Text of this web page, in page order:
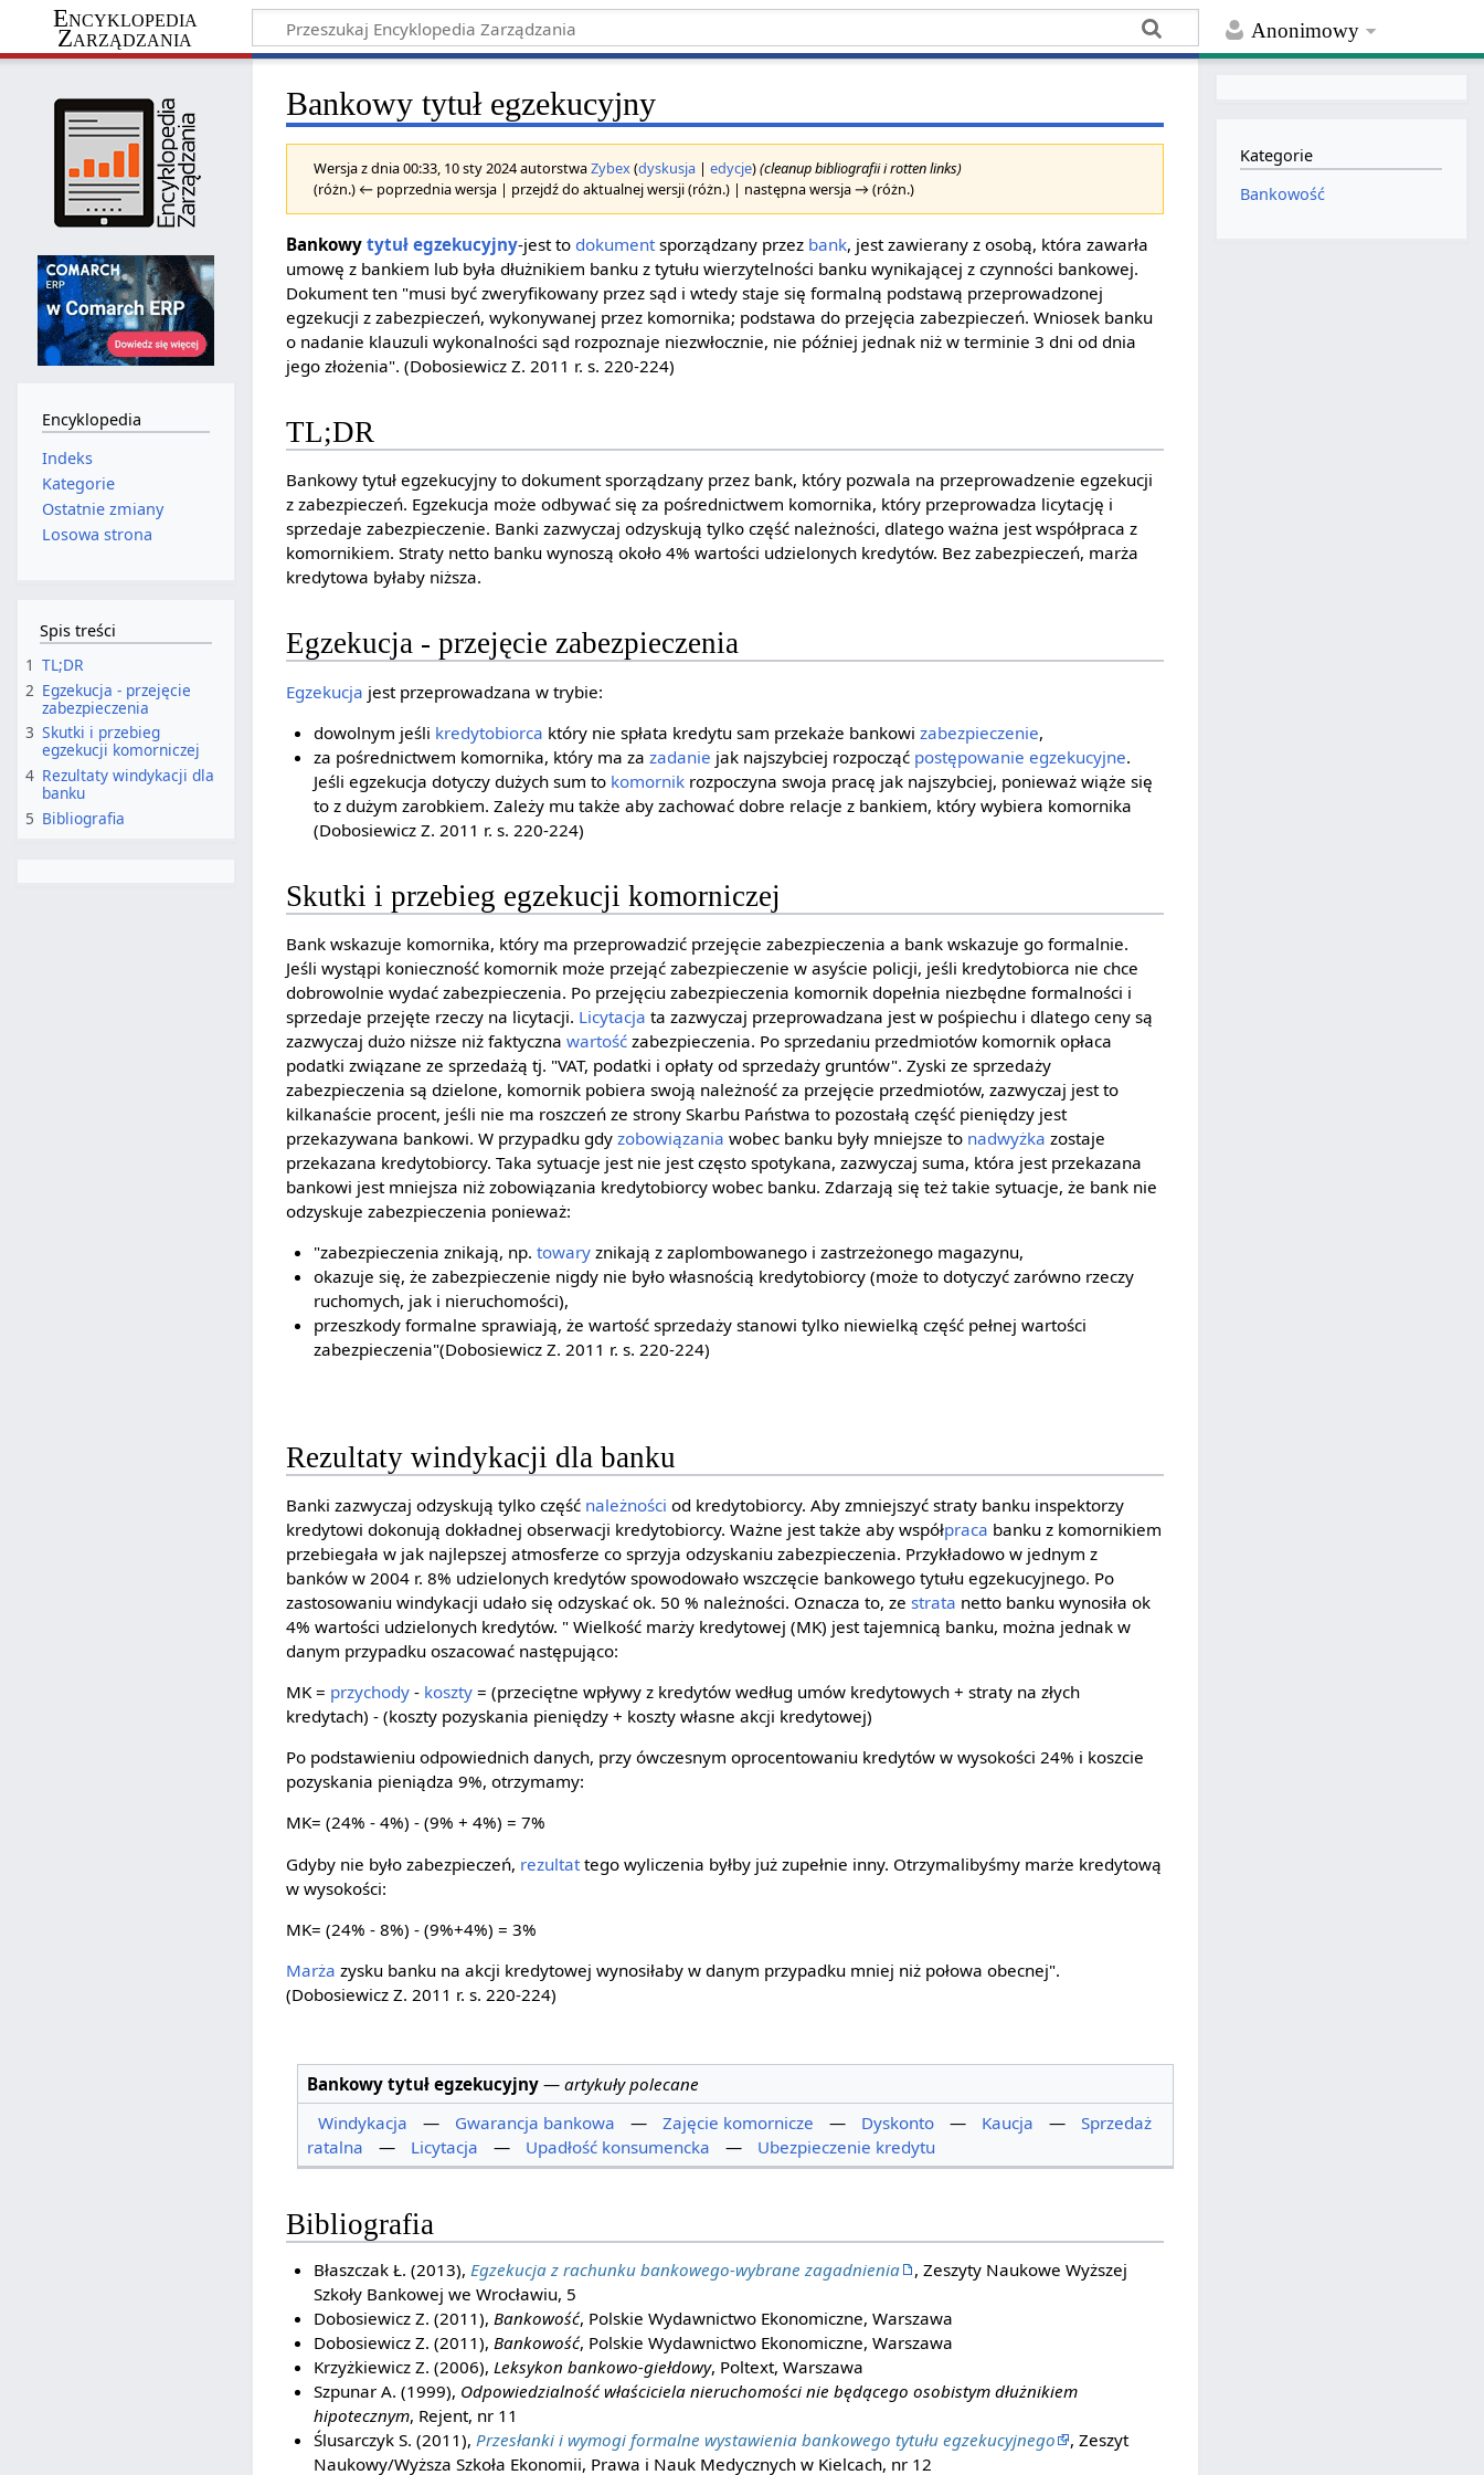
Anonimowy
Encyklopedia
Zarządzania
Bankowy tytuł egzekucyjny
Wersja z dnia 00:33, 10 sty 2024 autorstwaZybex(dyskusja |edycje)(cleanup bibliografii i rotten links)
(różn.) ← poprzednia wersja | przejdź do aktualnej wersji (różn.) | następna wersja → (różn.)
Bankowytytuł egzekucyjny-jest to dokument sporządzany przez bank, jest zawierany z osobą, która zawarła
umowę z bankiem lub była dłużnikiem banku z tytułu wierzytelności banku wynikającej z czynności bankowej.
Dokument ten "musi być zweryfikowany przez sąd i wtedy staje się formalną podstawą przeprowadzonej
egzekucji z zabezpieczeń, wykonywanej przez komornika; podstawa do przejęcia zabezpieczeń. Wniosek banku
o nadanie klauzuli wykonalności sąd rozpoznaje niezwłocznie, nie później jednak niż w terminie 3 dni od dnia
jego złożenia". (Dobosiewicz Z. 2011 r. s. 220-224)
TL;DR
Bankowy tytuł egzekucyjny to dokument sporządzany przez bank, który pozwala na przeprowadzenie egzekucji
z zabezpieczeń. Egzekucja może odbywać się za pośrednictwem komornika, który przeprowadza licytację i
sprzedaje zabezpieczenie. Banki zazwyczaj odzyskują tylko część należności, dlatego ważna jest współpraca z
komornikiem. Straty netto banku wynoszą około 4% wartości udzielonych kredytów. Bez zabezpieczeń, marża
kredytowa byłaby niższa.
Egzekucja - przejęcie zabezpieczenia
Egzekucja jest przeprowadzana w trybie:
dowolnym jeśli kredytobiorca który nie spłata kredytu sam przekaże bankowi zabezpieczenie,
za pośrednictwem komornika, który ma za zadanie jak najszybciej rozpocząć postępowanie egzekucyjne.
Jeśli egzekucja dotyczy dużych sum to komornikrozpoczyna swoja pracę jak najszybciej, ponieważ wiąże się
to z dużym zarobkiem. Zależy mu także aby zachować dobre relacje z bankiem, który wybiera komornika
(Dobosiewicz Z. 2011 r. s. 220-224)
Skutki i przebieg egzekucji komorniczej
Bank wskazuje komornika, który ma przeprowadzić przejęcie zabezpieczenia a bank wskazuje go formalnie.
Jeśli wystąpi konieczność komornik może przejąć zabezpieczenie w asyście policji, jeśli kredytobiorca nie chce
dobrowolnie wydać zabezpieczenia. Po przejęciu zabezpieczenia komornik dopełnia niezbędne formalności i
sprzedaje przejęte rzeczy na licytacji. Licytacja ta zazwyczaj przeprowadzana jest w pośpiechu i dlatego ceny są
zazwyczaj dużo niższe niż faktycznawartość zabezpieczenia. Po sprzedaniu przedmiotów komornik opłaca
podatki związane ze sprzedażą tj. "VAT, podatki i opłaty od sprzedaży gruntów". Zyski ze sprzedaży
zabezpieczenia są dzielone, komornik pobiera swoją należność za przejęcie przedmiotów, zazwyczaj jest to
kilkanaście procent, jeśli nie ma roszczeń ze strony Skarbu Państwa to pozostałą część pieniędzy jest
przekazywana bankowi. W przypadku gdyzobowiązania wobec banku były mniejsze to nadwyżka zostaje
przekazana kredytobiorcy. Taka sytuacje jest nie jest często spotykana, zazwyczaj suma, która jest przekazana
bankowi jest mniejsza niż zobowiązania kredytobiorcy wobec banku. Zdarzają się też takie sytuacje, że bank nie
odzyskuje zabezpieczenia ponieważ:
"zabezpieczenia znikają, np. towaryznikają z zaplombowanego i zastrzeżonego magazynu,
okazuje się, że zabezpieczenie nigdy nie było własnością kredytobiorcy (może to dotyczyć zarówno rzeczy
ruchomych, jak i nieruchomości),
przeszkody formalne sprawiają, że wartość sprzedaży stanowi tylko niewielką część pełnej wartości
zabezpieczenia"(Dobosiewicz Z. 2011 r. s. 220-224)
Rezultaty windykacji dla banku
Banki zazwyczaj odzyskują tylko część należności od kredytobiorcy. Aby zmniejszyć straty banku inspektorzy
kredytowi dokonują dokładnej obserwacji kredytobiorcy. Ważne jest także aby współpraca banku z komornikiem
przebiegała w jak najlepszej atmosferze co sprzyja odzyskaniu zabezpieczenia. Przykładowo w jednym z
banków w 2004 r. 8% udzielonych kredytów spowodowało wszczęcie bankowego tytułu egzekucyjnego. Po
zastosowaniu windykacji udało się odzyskać ok. 50 % należności. Oznacza to, zestrata netto banku wynosiła ok
4% wartości udzielonych kredytów. " Wielkość marży kredytowej (MK) jest tajemnicą banku, można jednak w
danym przypadku oszacować następująco:
MK = przychody - koszty = (przeciętne wpływy z kredytów według umów kredytowych + straty na złych
kredytach) - (koszty pozyskania pieniędzy + koszty własne akcji kredytowej)
Po podstawieniu odpowiednich danych, przy ówczesnym oprocentowaniu kredytów w wysokości 24% i koszcie
pozyskania pieniądza 9%, otrzymamy:
MK= (24% - 4%) - (9% + 4%) = 7%
Gdyby nie było zabezpieczeń, rezultat tego wyliczenia byłby już zupełnie inny. Otrzymalibyśmy marże kredytową
w wysokości:
MK= (24% - 8%) - (9%+4%) = 3%
Marża zysku banku na akcji kredytowej wynosiłaby w danym przypadku mniej niż połowa obecnej".
(Dobosiewicz Z. 2011 r. s. 220-224)
Bankowy tytuł egzekucyjny— artykuły polecane
Windykacja
— Gwarancja bankowa — Zajęcie komornicze — Dyskonto — Kaucja —
Sprzedaż
ratalna
— Licytacja — Upadłość konsumencka — Ubezpieczenie kredytu
Bibliografia
Błaszczak Ł. (2013), Egzekucja z rachunku bankowego-wybrane zagadnienia
, Zeszyty Naukowe Wyższej
Szkoły Bankowej we Wrocławiu, 5
Dobosiewicz Z. (2011), Bankowość, Polskie Wydawnictwo Ekonomiczne, Warszawa
Dobosiewicz Z. (2011), Bankowość, Polskie Wydawnictwo Ekonomiczne, Warszawa
Krzyżkiewicz Z. (2006), Leksykon bankowo-giełdowy, Poltext, Warszawa
Szpunar A. (1999), Odpowiedzialność właściciela nieruchomości nie będącego osobistym dłużnikiem
hipotecznym, Rejent, nr 11
Ślusarczyk S. (2011), Przesłanki i wymogi formalne wystawienia bankowego tytułu egzekucyjnego
, Zeszyt
Naukowy/Wyższa Szkoła Ekonomii, Prawa i Nauk Medycznych w Kielcach, nr 12
Encyklopedia
Indeks
Kategorie
Ostatnie zmiany
Losowa strona
Spis treści
1 TL;DR
2 Egzekucja - przejęcie
zabezpieczenia
3 Skutki i przebieg
egzekucji komorniczej
4 Rezultaty windykacji dla
banku
5 Bibliografia
Kategorie
Bankowość